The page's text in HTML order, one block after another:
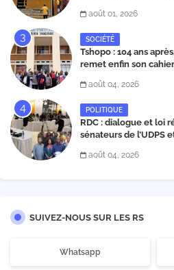
août 01, 2026
SOCIÉTÉ
Tshopo : 104 ans
remet enfin son
août 04, 2026
POLITIQUE
RDC : dialogue et loi
sénateurs de l’UDPS
Matata
août 04, 2026
SUIVEZ-NOUS SUR LES RS
Whatsapp